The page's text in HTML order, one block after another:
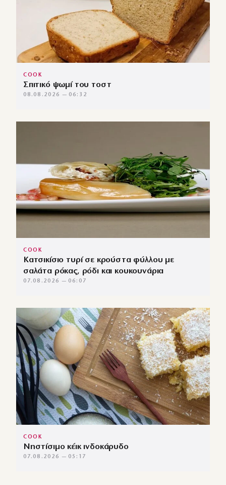
COOK
Σπιτικό ψωμί του τοστ
08.08.2026 — 06:32
COOK
Κατσικίσιο τυρί σε κρούστα φύλλου με
σαλάτα ρόκας, ρόδι και κουκουνάρια
07.08.2026 — 06:07
COOK
Νηστίσιμο κέικ ινδοκάρυδο
07.08.2026 — 05:17